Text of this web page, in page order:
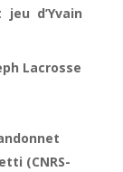
d’Yvain
Lacrosse
(CNRS-